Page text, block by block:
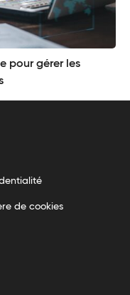
pour gérer les
de cookies